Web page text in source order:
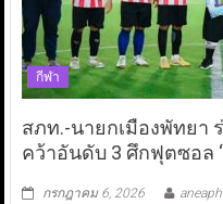
กีฬา
สภท.-นายกเมืองพัทยา
คว้าอันดับ 3 ศึกฟุตซอล
กรกฎาคม 6, 2026